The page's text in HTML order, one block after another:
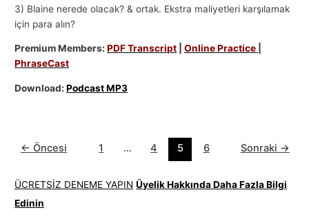
3) Blaine nerede olacak? & ortak. Ekstra maliyetleri karşılamak
için para alın?
Premium Members:PDF Transcript |Online Practice
PhraseCast
Download:Podcast MP3
← Öncesi 1 … 4 5 6 Sonraki →
ÜCRETSİZ DENEME YAPIN Üyelik Hakkında Daha Fazla Bilgi
Edinin